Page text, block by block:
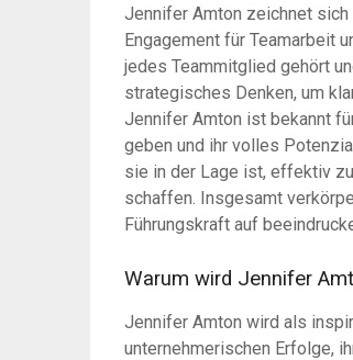
Jennifer Amton zeichnet sich
Engagement für Teamarbeit
jedes Teammitglied gehört
strategisches Denken, um
Jennifer Amton ist bekannt
geben und ihr volles
sie in der Lage ist, effektiv
schaffen. Insgesamt
Führungskraft auf
Warum wird Jennifer
Jennifer Amton wird als
unternehmerischen Erfolge,